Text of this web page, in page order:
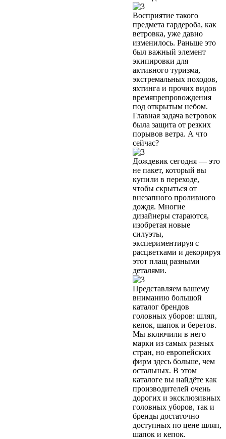
Восприятие такого
предмета гардероба, как
ветровка, уже давно
изменилось. Раньше это
был важный элемент
экипировки для
активного туризма,
экстремальных походов,
яхтинга и прочих видов
времяпрепровождения
под открытым небом.
Главная задача ветровок
была защита от резких
порывов ветра. А что
сейчас?
Дождевик сегодня — это
не пакет, который вы
купили в переходе,
чтобы скрыться от
внезапного проливного
дождя. Многие
дизайнеры стараются,
изобретая новые
силуэты,
экспериментируя с
расцветками и декорируя
этот плащ разными
деталями.
Представляем вашему
вниманию большой
каталог брендов
головных уборов: шляп,
кепок, шапок и беретов.
Мы включили в него
марки из самых разных
стран, но европейских
фирм здесь больше, чем
остальных. В этом
каталоге вы найдёте как
производителей очень
дорогих и эксклюзивных
головных уборов, так и
бренды достаточно
доступных по цене шляп,
шапок и кепок.